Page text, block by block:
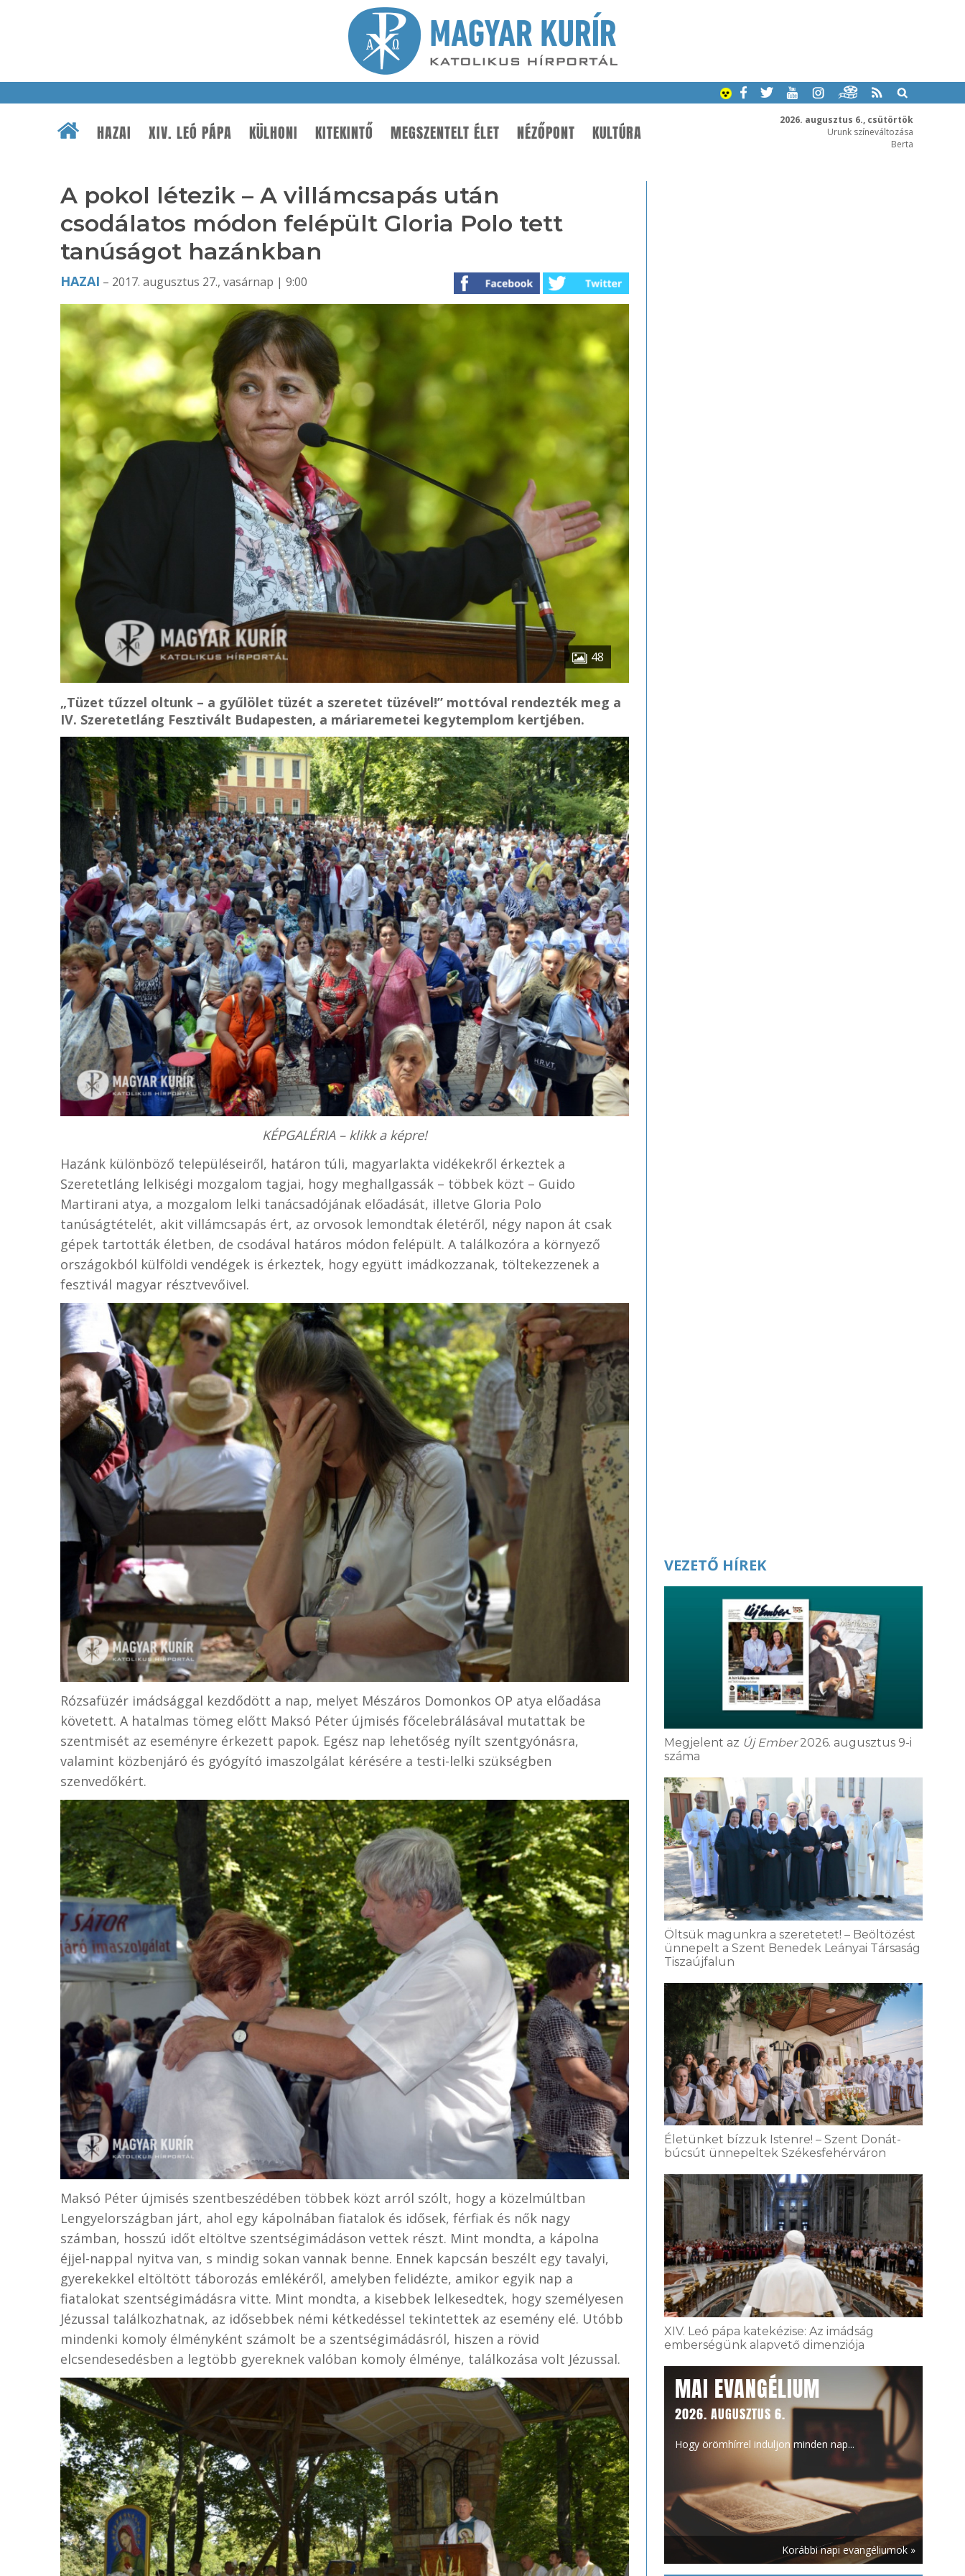
2026. augusztus 6., csütörtök
Urunk színeváltozása
Berta
HAZAI XIV. LEÓ PÁPA KÜLHONI KITEKINTŐ MEGSZENTELT ÉLET NÉZŐPONT KULTÚRA
A pokol létezik – A villámcsapás után
csodálatos módon felépült Gloria Polo tett
tanúságot hazánkban
HAZAI – 2017. augusztus 27., vasárnap | 9:00
48
„Tüzet tűzzel oltunk – a gyűlölet tüzét a szeretet tüzével!” mottóval rendezték meg a
IV. Szeretetláng Fesztivált Budapesten, a máriaremetei kegytemplom kertjében.
KÉPGALÉRIA – klikk a képre!
Hazánk különböző településeiről, határon túli, magyarlakta vidékekről érkeztek a
Szeretetláng lelkiségi mozgalom tagjai, hogy meghallgassák – többek közt – Guido
Martirani atya, a mozgalom lelki tanácsadójának előadását, illetve Gloria Polo
tanúságtételét, akit villámcsapás ért, az orvosok lemondtak életéről, négy napon át csak
gépek tartották életben, de csodával határos módon felépült. A találkozóra a környező
országokból külföldi vendégek is érkeztek, hogy együtt imádkozzanak, töltekezzenek a
fesztivál magyar résztvevőivel.
Rózsafüzér imádsággal kezdődött a nap, melyet Mészáros Domonkos OP atya előadása
követett. A hatalmas tömeg előtt Maksó Péter újmisés főcelebrálásával mutattak be
szentmisét az eseményre érkezett papok. Egész nap lehetőség nyílt szentgyónásra,
valamint közbenjáró és gyógyító imaszolgálat kérésére a testi-lelki szükségben
szenvedőkért.
Maksó Péter újmisés szentbeszédében többek közt arról szólt, hogy a közelmúltban
Lengyelországban járt, ahol egy kápolnában fiatalok és idősek, férfiak és nők nagy
számban, hosszú időt eltöltve szentségimádáson vettek részt. Mint mondta, a kápolna
éjjel-nappal nyitva van, s mindig sokan vannak benne. Ennek kapcsán beszélt egy tavalyi,
gyerekekkel eltöltött táborozás emlékéről, amelyben felidézte, amikor egyik nap a
fiatalokat szentségimádásra vitte. Mint mondta, a kisebbek lelkesedtek, hogy személyesen
Jézussal találkozhatnak, az idősebbek némi kétkedéssel tekintettek az esemény elé. Utóbb
mindenki komoly élményként számolt be a szentségimádásról, hiszen a rövid
elcsendesedésben a legtöbb gyereknek valóban komoly élménye, találkozása volt Jézussal.
VEZETŐ HÍREK
Megjelent az Új Ember2026. augusztus 9-i
száma
Öltsük magunkra a szeretetet! – Beöltözést
ünnepelt a Szent Benedek Leányai Társaság
Tiszaújfalun
Életünket bízzuk Istenre! – Szent Donát-
búcsút ünnepeltek Székesfehérváron
XIV. Leó pápa katekézise: Az imádság
emberségünk alapvető dimenziója
MAI EVANGÉLIUM
2026. AUGUSZTUS 6.
Hogy örömhírrel induljon minden nap...
Korábbi napi evangéliumok »